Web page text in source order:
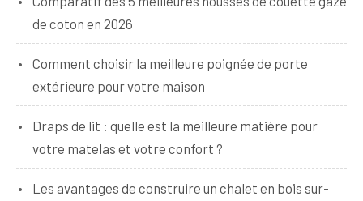
de coton en 2026
Comment choisir la meilleure poignée de porte
extérieure pour votre maison
Draps de lit : quelle est la meilleure matière pour
votre matelas et votre confort ?
Les avantages de construire un chalet en bois sur-